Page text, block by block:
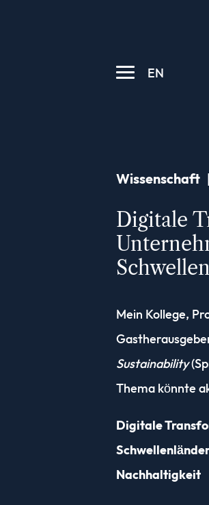
EN
Wissenschaft
Digitale
Mein Kollege,
Sustainability
Thema könnte
Digitale
Nachhaltigkeit